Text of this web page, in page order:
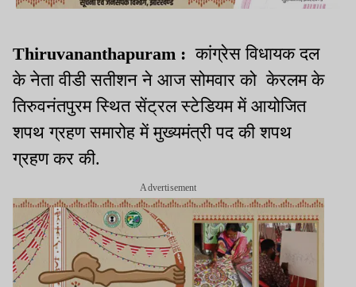
Thiruvananthapuram :कांग्रेस विधायक दल
के नेता वीडी सतीशन ने आज सोमवार को केरलम के
तिरुवनंतपुरम स्थित सेंट्रल स्टेडियम में आयोजित
शपथ ग्रहण समारोह में मुख्यमंत्री पद की शपथ
ग्रहण कर की.
Advertisement